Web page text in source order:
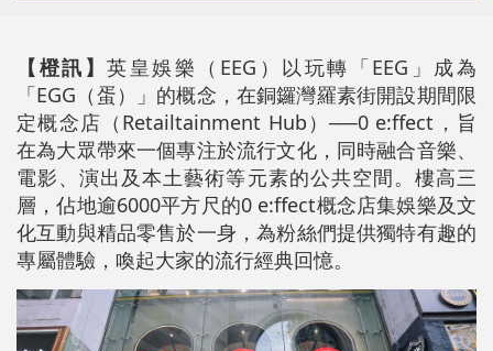
【橙訊】英皇娛樂（EEG）以玩轉「EEG」成為
「EGG（蛋）」的概念，在銅鑼灣羅素街開設期間限
定概念店（Retailtainment Hub）──0 e:ffect，旨
在為大眾帶來一個專注於流行文化，同時融合音樂、
電影、演出及本土藝術等元素的公共空間。樓高三
層，佔地逾6000平方尺的0 e:ffect概念店集娛樂及文
化互動與精品零售於一身，為粉絲們提供獨特有趣的
專屬體驗，喚起大家的流行經典回憶。